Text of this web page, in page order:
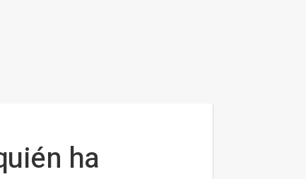
ha